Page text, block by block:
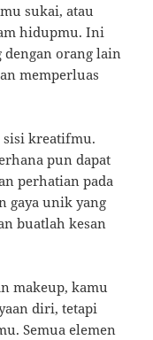
sukai, atau
hidupmu. Ini
orang lain
memperluas
kreatifmu.
pun dapat
perhatian pada
gaya unik yang
buatlah kesan
makeup, kamu
diri, tetapi
Semua elemen